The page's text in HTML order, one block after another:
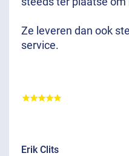
Ze leveren dan ook
service.
Erik Clits